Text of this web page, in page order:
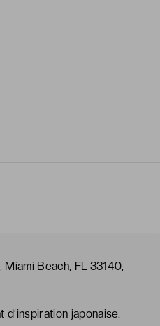
Beach, FL 33140,
japonaise.